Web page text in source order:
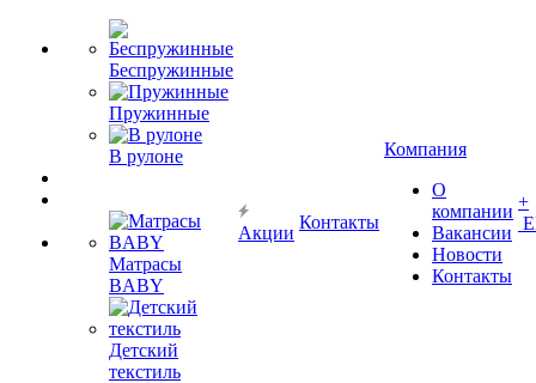
Беспружинные
Пружинные
В рулоне
Матрасы
BABY
Детский
текстиль
Акции
Контакты
Компания
О
компании
Вакансии
Новости
Контакты
+